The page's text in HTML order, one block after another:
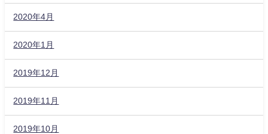
2020年4月
2020年1月
2019年12月
2019年11月
2019年10月